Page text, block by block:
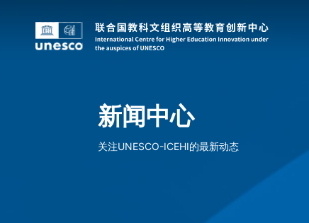
新闻中心
关注UNESCO-ICEHI的最新动态